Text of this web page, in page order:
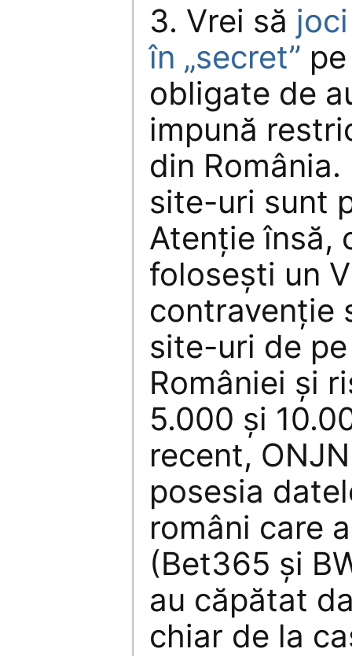
3. Vrei să
în „secret”
obligate de
impună
din
site-uri sunt
Atenție însă,
folosești un
contravenție
site-uri de
României și
5.000 și
recent,
posesia
români care
(Bet365 și
au căpătat
chiar de la